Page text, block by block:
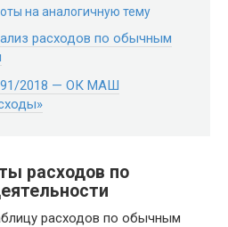
на аналогичную тему
расходов по обычным
91/2018 — ОК МАШ
расходов по
расходов по обычным